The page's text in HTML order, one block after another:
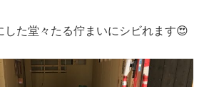
した堂々たる佇まいにシビれます😍